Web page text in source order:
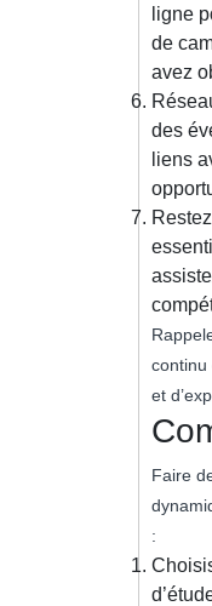
ligne
de
avez
des
liens
continu
et
Faire
: